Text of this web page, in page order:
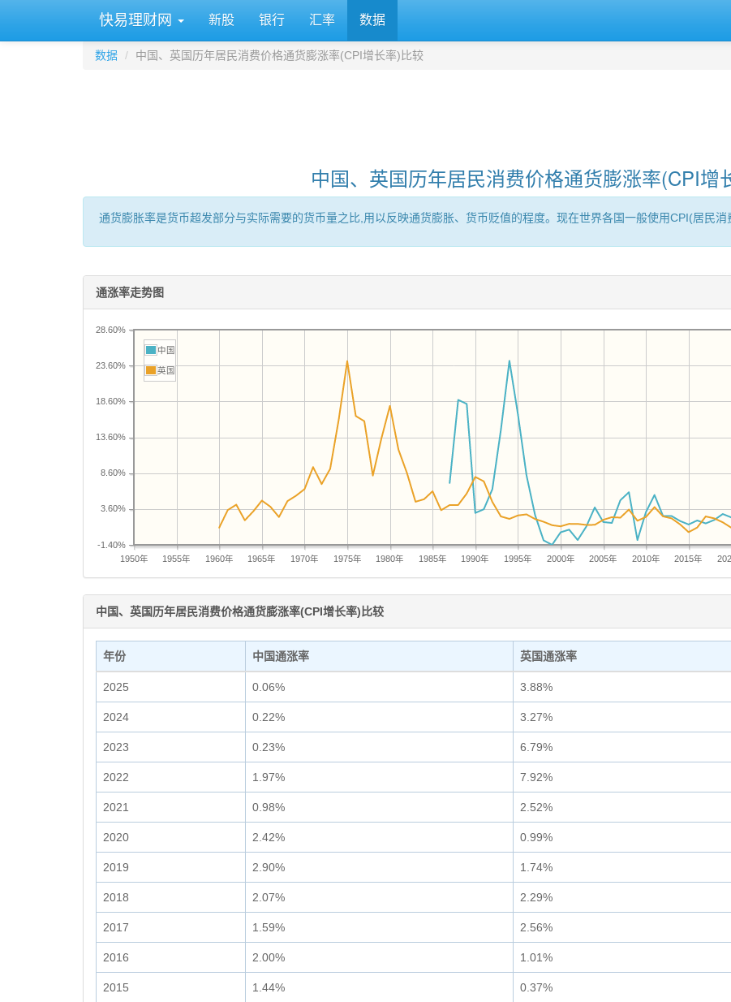
快易理财网 新股 银行 汇率 数据
数据 中国、英国历年居民消费价格通货膨涨率(CPI增长率)比较
中国、英国历年居民消费价格通货膨涨率(CPI增
通货膨胀率是货币超发部分与实际需要的货币量之比,用以反映通货膨胀、货币贬值的程度。现在世界各国一般使用CPI(居民消
通涨率走势图
1950年 1955年 1960年 1965年 1970年 1975年 1980年 1985年 1990年 1995年 2000年 2005年 2010年 2015年
-1.40%
3.60%
8.60%
13.60%
18.60%
23.60%
28.60%
中国
英国
中国、英国历年居民消费价格通货膨涨率(CPI增长率)比较
年份 中国通涨率 英国通涨率
2025 0.06% 3.88%
2024 0.22% 3.27%
2023 0.23% 6.79%
2022 1.97% 7.92%
2021 0.98% 2.52%
2020 2.42% 0.99%
2019 2.90% 1.74%
2018 2.07% 2.29%
2017 1.59% 2.56%
2016 2.00% 1.01%
2015 1.44% 0.37%